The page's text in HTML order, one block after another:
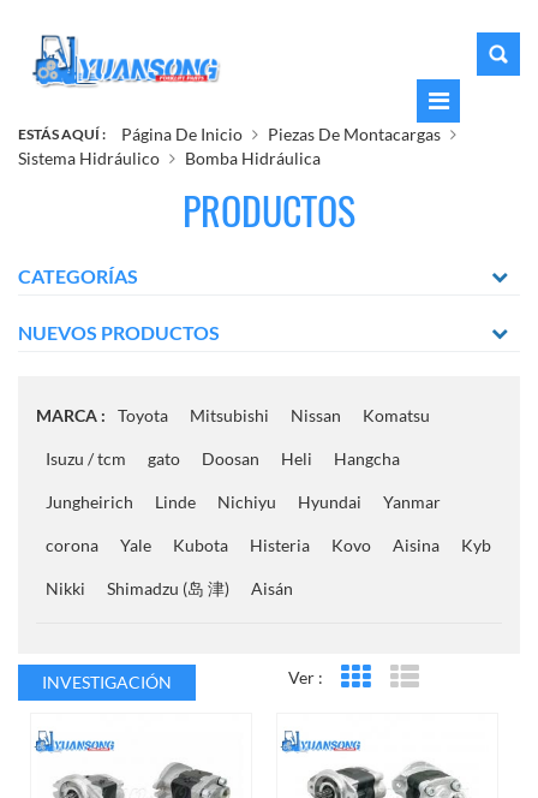
ESTÁS AQUÍ : Página De Inicio
Piezas De Montacargas
Sistema Hidráulico
Bomba Hidráulica
PRODUCTOS
CATEGORÍAS
NUEVOS PRODUCTOS
MARCA : Toyota Mitsubishi Nissan Komatsu
Isuzu / tcm gato Doosan Heli Hangcha
Jungheirich Linde Nichiyu Hyundai Yanmar
corona Yale Kubota Histeria Kovo Aisina Kyb
Nikki Shimadzu (岛 津) Aisán
INVESTIGACIÓN Ver : Vista en cuadrícula